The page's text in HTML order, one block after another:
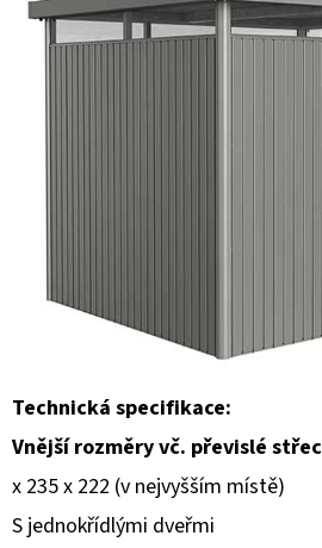
Technická specifikace:
Vnější rozměry vč. převislé
x 235 x 222 (v nejvyšším místě)
S jednokřídlými dveřmi
E
HLEDAT